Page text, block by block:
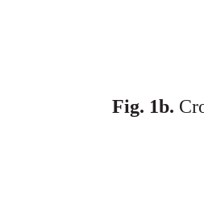
Fig. 1b.